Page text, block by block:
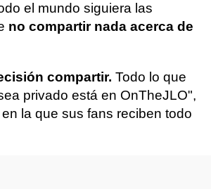
el mundo siguiera las
no compartir nada acerca de
compartir. Todo lo que
privado está en OnTheJLO",
la que sus fans reciben todo